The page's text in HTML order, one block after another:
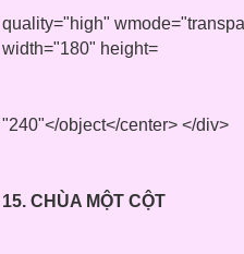
quality="high"
width="180" height=
"240"</object</center> </div>
15. CHÙA MỘT CỘT